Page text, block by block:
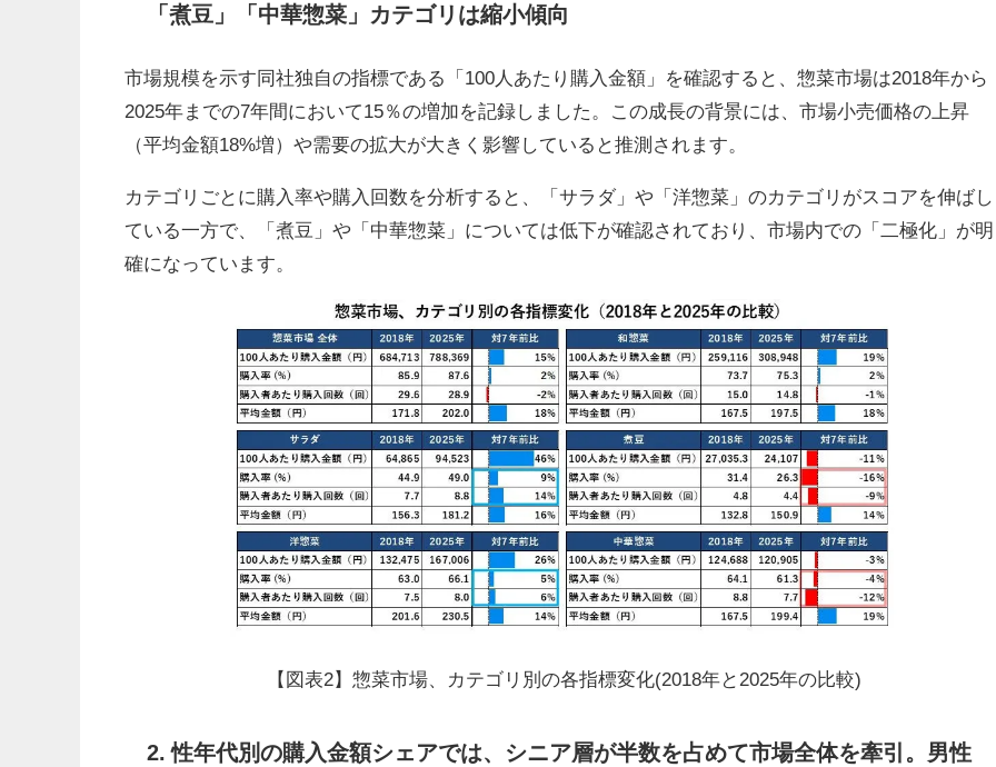
「煮豆」「中華惣菜」カテゴリは縮小傾向
市場規模を示す同社独自の指標である「100人あたり購入金額」を確認すると、惣菜市場は2018年から
2025年までの7年間において15％の増加を記録しました。この成長の背景には、市場小売価格の上昇
（平均金額18%増）や需要の拡大が大きく影響していると推測されます。
カテゴリごとに購入率や購入回数を分析すると、「サラダ」や「洋惣菜」のカテゴリがスコアを伸ばし
ている一方で、「煮豆」や「中華惣菜」については低下が確認されており、市場内での「二極化」が明
確になっています。
【図表2】惣菜市場、カテゴリ別の各指標変化(2018年と2025年の比較)
2. 性年代別の購入金額シェアでは、シニア層が半数を占めて市場全体を牽引。男性